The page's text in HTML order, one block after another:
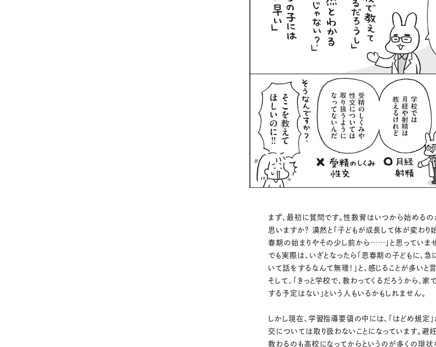
まず、最初に質問です。性教育はいつから始めるの
思いますか？ 漠然と「子どもが成長して体が変わり
春期の始まりやその少し前から……」と思っていま
でも実際は、いざとなったら「思春期の子どもに、急
いて話をするなんて無理！」と、感じることが多いと
そして、「きっと学校で、教わってくるだろうから、家
する予定はない」という人もいるかもしれません。
しかし現在、学習指導要領の中には、「はどめ規定」
交については取り扱わないことになっています。避
教わるのも高校になってからというのが多くの現状